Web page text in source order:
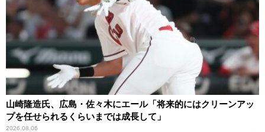
山崎隆造氏、広島・佐々木にエール「将来的にはクリーンアッ
プを任せられるくらいまでは成長して」
2026.08.06